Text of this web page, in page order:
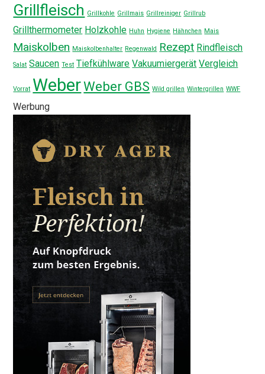
Grillfleisch Grillkohle Grillmais Grillreiniger Grillrub
Grillthermometer Holzkohle Huhn Hygiene Hähnchen Mais
Maiskolben Maiskolbenhalter Regenwald Rezept Rindfleisch
Salat Saucen Test Tiefkühlware Vakuumiergerät Vergleich
Vorrat WeberWeber GBS Wild grillen Wintergrillen WWF
Werbung